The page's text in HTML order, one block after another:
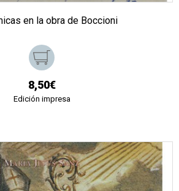
en la obra de Boccioni
8,50€
Edición impresa